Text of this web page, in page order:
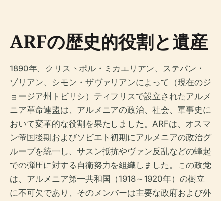
ARFの歴史的役割と遺産
1890年、クリストポル・ミカエリアン、ステパン・
ゾリアン、シモン・ザヴァリアンによって（現在のジ
ョージア州トビリシ）ティフリスで設立されたアルメ
ニア革命連盟は、アルメニアの政治、社会、軍事史に
おいて変革的な役割を果たしました。ARFは、オスマ
ン帝国後期およびソビエト初期にアルメニアの政治グ
ループを統一し、サスン抵抗やヴァン反乱などの蜂起
での弾圧に対する自衛努力を組織しました。この政党
は、アルメニア第一共和国（1918～1920年）の樹立
に不可欠であり、そのメンバーは主要な政府および外